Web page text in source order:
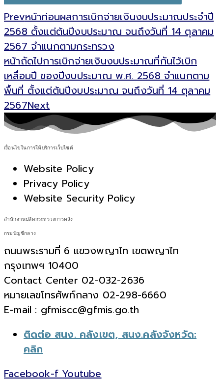
Prevหน้าก่อนผลการเบิกจ่ายเงินงบประมาณประจำปี
2568 ตั้งแต่ต้นปีงบประมาณ จนถึงวันที่ 14 ตุลาคม
2567 จำแนกตามกระทรวง
หน้าถัดไปการเบิกจ่ายเงินงบประมาณที่กันไว้เบิก
เหลื่อมปี ของปีงบประมาณ พ.ศ. 2568 จำแนกตาม
พื้นที่ ตั้งแต่ต้นปีงบประมาณ จนถึงวันที่ 14 ตุลาคม
2567Next
เงื่อนไขในการให้บริการเว็บไซต์
Website Policy
Privacy Policy
Website Security Policy
สำนักงานปลัดกระทรวงการคลัง
กรมบัญชีกลาง
ถนนพระรามที่ 6 แขวงพญาไท เขตพญาไท
กรุงเทพฯ 10400
Contact Center 02-032-2636
หมายเลขโทรศัพท์กลาง 02-298-6660
E-mail : gfmiscc@gfmis.go.th
ติดต่อ สนง. คลังเขต, สนง.คลังจังหวัด:
คลิก
Facebook-f Youtube